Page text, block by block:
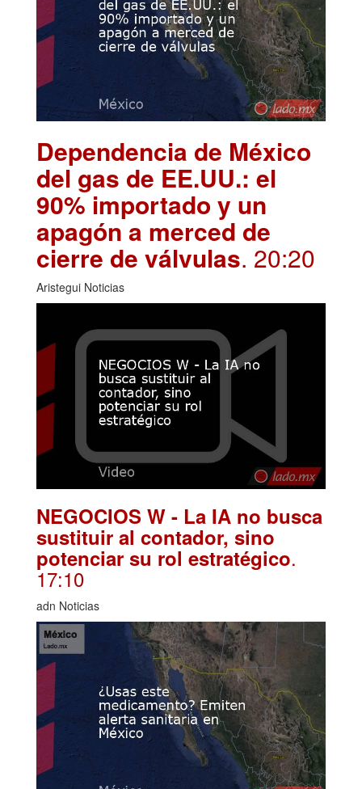
Dependencia de México
del gas de EE.UU.: el
90% importado y un
apagón a merced de
cierre de válvulas. 20:20
Aristegui Noticias
NEGOCIOS W - La IA no busca
sustituir al contador, sino
potenciar su rol estratégico.
17:10
adn Noticias